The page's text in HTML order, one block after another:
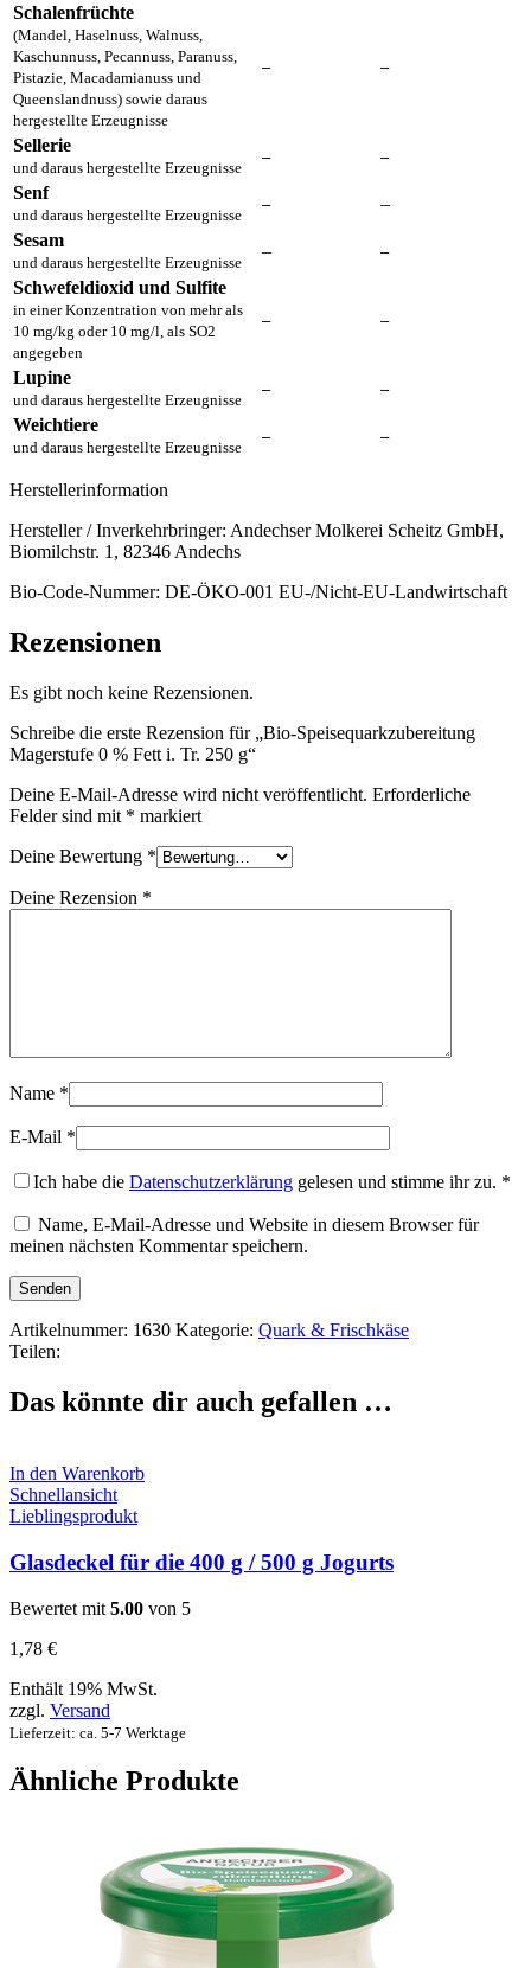
Schalenfrüchte
(Mandel, Haselnuss, Walnuss,
Kaschunnuss, Pecannuss, Paranuss,
Pistazie, Macadamianuss und
Queenslandnuss) sowie daraus
hergestellte Erzeugnisse
– –
Sellerie
und daraus hergestellte Erzeugnisse
– –
Senf
und daraus hergestellte Erzeugnisse
–
–
Sesam
und daraus hergestellte Erzeugnisse
– –
Schwefeldioxid und Sulfite
in einer Konzentration von mehr als
10 mg/kg oder 10 mg/l, als SO2
angegeben
– –
Lupine
und daraus hergestellte Erzeugnisse
– –
Weichtiere
und daraus hergestellte Erzeugnisse
– –
Herstellerinformation
Hersteller / Inverkehrbringer: Andechser Molkerei Scheitz GmbH,
Biomilchstr. 1, 82346 Andechs
Bio-Code-Nummer: DE-ÖKO-001 EU-/Nicht-EU-Landwirtschaft
Rezensionen
Es gibt noch keine Rezensionen.
Schreibe die erste Rezension für „Bio-Speisequarkzubereitung
Magerstufe 0 % Fett i. Tr. 250 g“
Deine E-Mail-Adresse wird nicht veröffentlicht. Erforderliche
Felder sind mit * markiert
Deine Bewertung *
Deine Rezension *
Name *
E-Mail *
Ich habe die Datenschutzerklärung gelesen und stimme ihr zu. *
Name, E-Mail-Adresse und Website in diesem Browser für
meinen nächsten Kommentar speichern.
Artikelnummer: 1630 Kategorie: Quark & Frischkäse
Teilen:
Das könnte dir auch gefallen …
In den Warenkorb
Schnellansicht
Lieblingsprodukt
Glasdeckel für die 400 g / 500 g Jogurts
Bewertet mit 5.00 von 5
1,78 €
Enthält 19% MwSt.
zzgl. Versand
Lieferzeit: ca. 5-7 Werktage
Ähnliche Produkte